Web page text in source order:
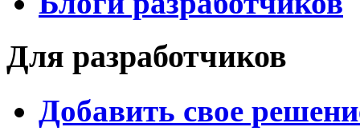
Для разработчиков
Добавить свое